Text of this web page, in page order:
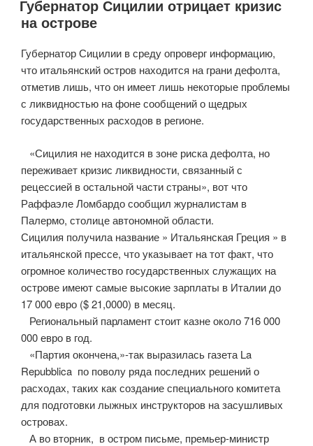
выросли»
Губернатор Сицилии отрицает кризис
на острове
Губернатор Сицилии в среду опроверг информацию,
что итальянский остров находится на грани дефолта,
отметив лишь, что он имеет лишь некоторые проблемы
с ликвидностью на фоне сообщений о щедрых
государственных расходов в регионе.
«Сицилия не находится в зоне риска дефолта, но
переживает кризис ликвидности, связанный с
рецессией в остальной части страны», вот что
Раффаэле Ломбардо сообщил журналистам в
Палермо, столице автономной области.
Сицилия получила название » Итальянская Греция » в
итальянской прессе, что указывает на тот факт, что
огромное количество государственных служащих на
острове имеют самые высокие зарплаты в Италии до
17 000 евро ($ 21,0000) в месяц.
Региональный парламент стоит казне около 716 000
000 евро в год.
«Партия окончена,»-так выразилась газета La
Repubblica по поволу ряда последних решений о
расходах, таких как создание специального комитета
для подготовки лыжных инструкторов на засушливых
островах.
А во вторник, в остром письме, премьер-министр